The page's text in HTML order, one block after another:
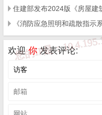
号jngc2018）;
七、补充：而立声明、服
欢迎你发表评论: